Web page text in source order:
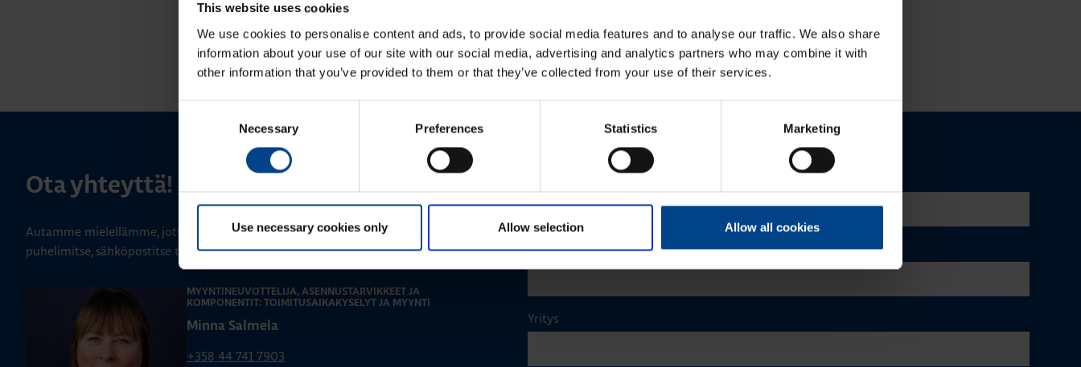
This website uses cookies
We use cookies to personalise content and ads, to provide social media features and to analyse our traffic. We also share
information about your use of our site with our social media, advertising and analytics partners who may combine it with
other information that you’ve provided to them or that they’ve collected from your use of their services.
Consent
Necessary Preferences Statistics Marketing
Use necessary cookies only Allow selection Allow all cookies
KATSO LISÄÄ ARTIKKELEITA
Ota yhteyttä!
Autamme mielellämme, jotta löydämme sinulle parhaan ratkaisun. Otathan yhteyttä
puhelimitse, sähköpostitse tai verkkolomakkeen kautta.
MYYNTINEUVOTTELIJA, ASENNUSTARVIKKEET JA
KOMPONENTIT: TOIMITUSAIKAKYSELYT JA MYYNTI
Minna Salmela
+358 44 741 7903
Sukunimi*
Yritys